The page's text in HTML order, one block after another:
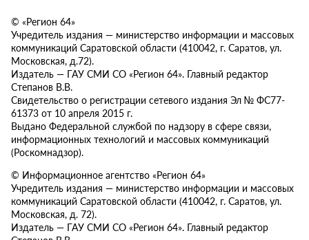
© «Регион 64»
Учредитель издания — министерство информации и массовых
коммуникаций Саратовской области (410042, г. Саратов, ул.
Московская, д.72).
Издатель — ГАУ СМИ СО «Регион 64». Главный редактор
Степанов В.В.
Свидетельство о регистрации сетевого издания Эл № ФС77-
61373 от 10 апреля 2015 г.
Выдано Федеральной службой по надзору в сфере связи,
информационных технологий и массовых коммуникаций
(Роскомнадзор).
© Информационное агентство «Регион 64»
Учредитель издания — министерство информации и массовых
коммуникаций Саратовской области (410042, г. Саратов, ул.
Московская, д. 72).
Издатель — ГАУ СМИ СО «Регион 64». Главный редактор